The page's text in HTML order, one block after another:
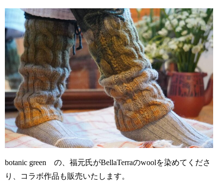
botanic green の、福元氏がBellaTerraのwoolを染めてくださ
り、コラボ作品も販売いたします。